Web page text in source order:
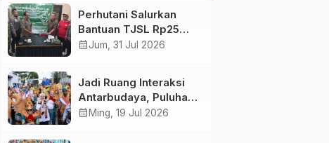
Perhutani Salurkan
Bantuan TJSL Rp25
Juta untuk Perbaikan
calendar_monthJum, 31 Jul 2026
Jadi Ruang Interaksi
Antarbudaya, Puluhan
Wisatawan
calendar_month Ming, 19 Jul 2026